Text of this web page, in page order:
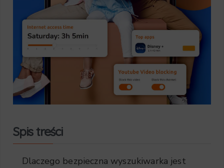
Spis treści
Dlaczego bezpieczna wyszukiwarka jest